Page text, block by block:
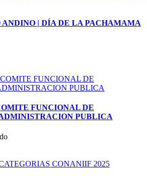
ANDINO | DÍA DE LA PACHAMAMA
FUNCIONAL DE
PUBLICA